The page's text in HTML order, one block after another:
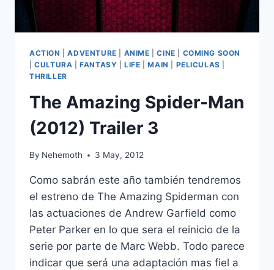
ACTION |ADVENTURE ANIME |CINE
COMING SOON
|CULTURA |FANTASY |LIFE |MAIN PELICULAS
THRILLER
The Amazing Spider-Man
(2012) Trailer 3
By Nehemoth 3 May, 2012
Como sabrán este año también tendremos
el estreno de The Amazing Spiderman con
las actuaciones de Andrew Garfield como
Peter Parker en lo que sera el reinicio de la
serie por parte de Marc Webb. Todo parece
indicar que será una adaptación mas fiel a